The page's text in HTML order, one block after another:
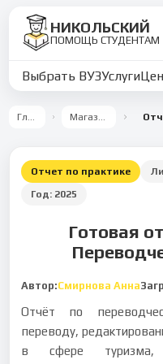
НИКОЛЬСКИЙ
ПОМОЩЬ СТУДЕНТАМ
Выбрать ВУЗУслуги
Главная Магазин работ
Отчет по практике
Год: 2025
Готовая
Автор:Смирнова Анна
Отчёт по
переводу,
в сфере туризма,